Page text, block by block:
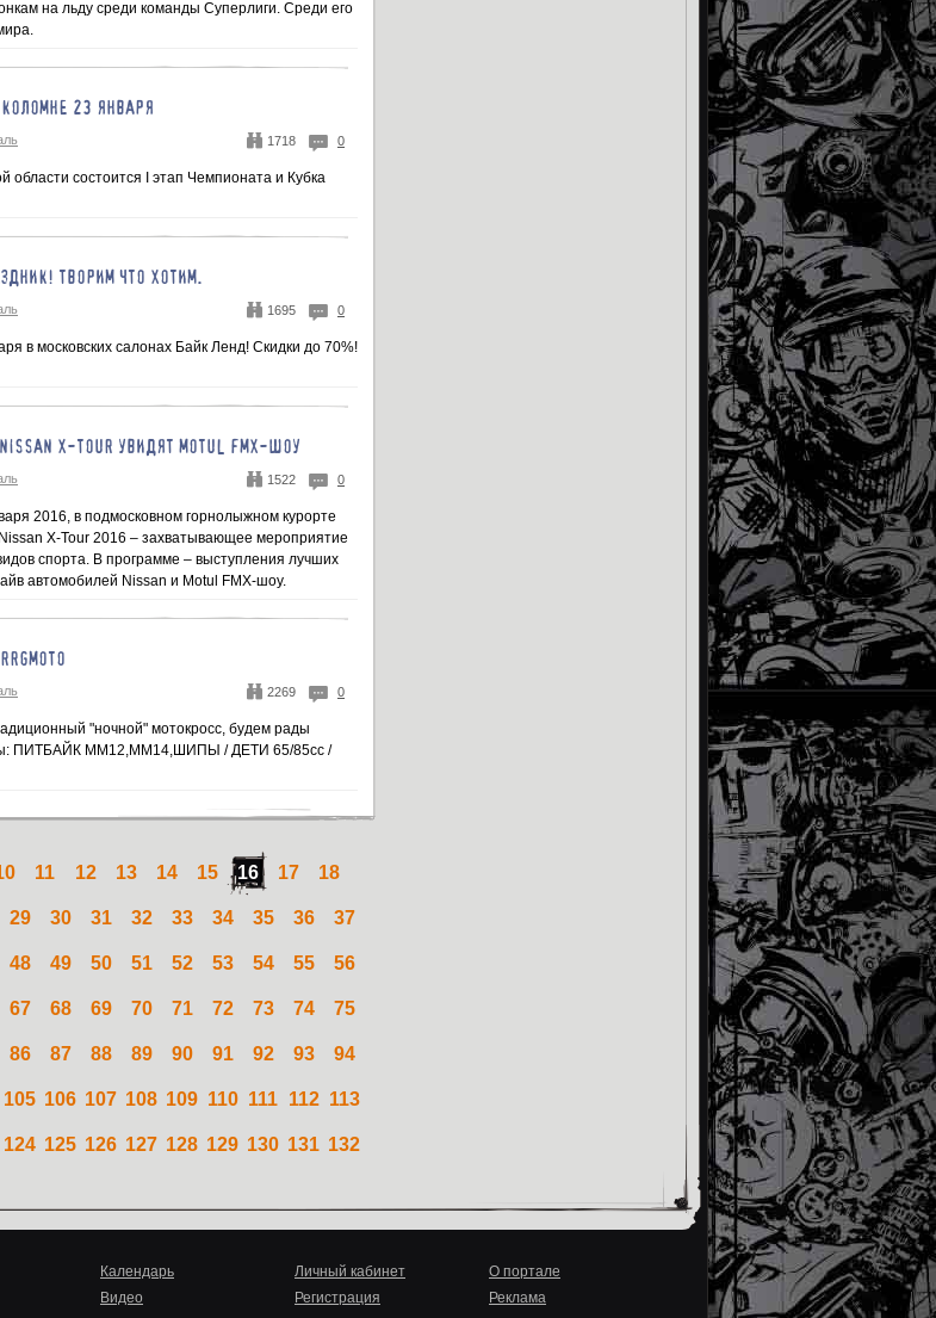
на льду среди команды Суперлиги. Среди его
23 ЯНВАРЯ
1718 0
области состоится I этап Чемпионата и Кубка
ТВОРИМ ЧТО ХОТИМ.
1695 0
в московских салонах Байк Ленд! Скидки до 70%!
X-TOUR УВИДЯТ MOTUL FMX-ШОУ
1522 0
2016, в подмосковном горнолыжном курорте
X-Tour 2016 – захватывающее мероприятие
спорта. В программе – выступления лучших
автомобилей Nissan и Motul FMX-шоу.
2269 0
"ночной" мотокросс, будем рады
ПИТБАЙК MM12,MM14,ШИПЫ / ДЕТИ 65/85сс /
11 12 13 14 15 16 17 18
29 30 31 32 33 34 35 36 37
48 49 50 51 52 53 54 55 56
67 68 69 70 71 72 73 74 75
86 87 88 89 90 91 92 93 94
105 106 107 108 109 110 111 112 113
124 125 126 127 128 129 130 131 132
Календарь
Видео
Личный кабинет
Регистрация
О портале
Реклама